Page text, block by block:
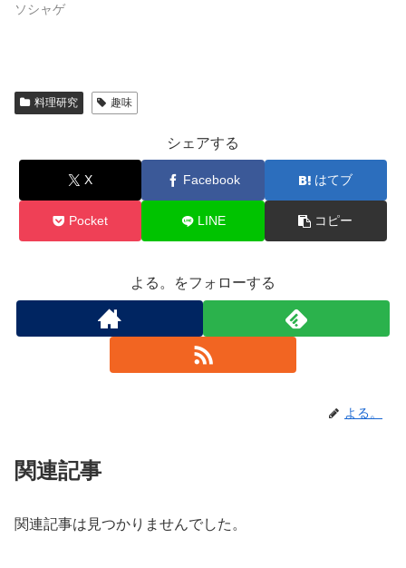
ソシャゲ
料理研究 趣味
シェアする
X Facebook はてブ
Pocket LINE コピー
よる。をフォローする
よる。
関連記事
関連記事は見つかりませんでした。